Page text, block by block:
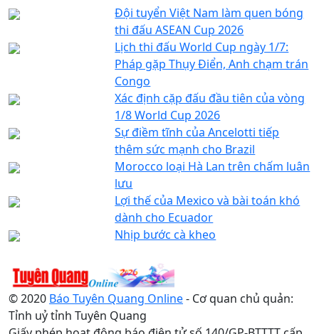
Đội tuyển Việt Nam làm quen bóng
thi đấu ASEAN Cup 2026
Lịch thi đấu World Cup ngày 1/7:
Pháp gặp Thụy Điển, Anh chạm trán
Congo
Xác định cặp đấu đầu tiên của vòng
1/8 World Cup 2026
Sự điềm tĩnh của Ancelotti tiếp
thêm sức mạnh cho Brazil
Morocco loại Hà Lan trên chấm luân
lưu
Lợi thế của Mexico và bài toán khó
dành cho Ecuador
Nhịp bước cà kheo
© 2020 Báo Tuyên Quang Online- Cơ quan chủ quản:
Tỉnh uỷ tỉnh Tuyên Quang